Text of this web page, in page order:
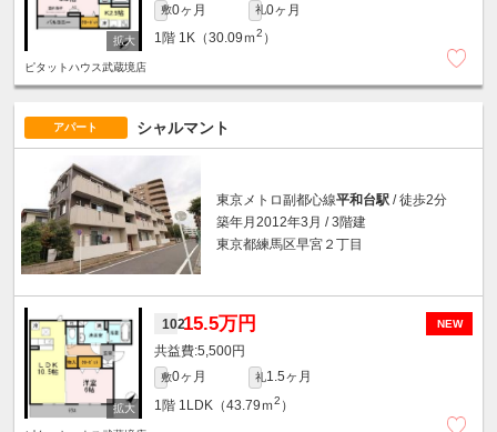
敷0ヶ月 礼0ヶ月
1階 1K（30.09ｍ2 ）
ピタットハウス武蔵境店
アパート シャルマント
東京メトロ副都心線平和台駅 / 徒歩2分
築年月2012年3月 / 3階建
東京都練馬区早宮２丁目
NEW
10215.5万円
5,500円
敷0ヶ月 礼1.5ヶ月
1階 1LDK（43.79ｍ2 ）